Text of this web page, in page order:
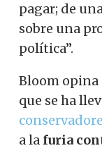
pagar; de
sobre una
política”.
Bloom opina
que se ha
a la furia